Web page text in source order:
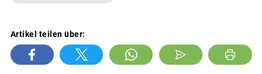
Artikel teilen über: